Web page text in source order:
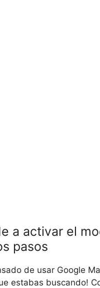
a activar el
pasos
de usar Google
estabas buscando!